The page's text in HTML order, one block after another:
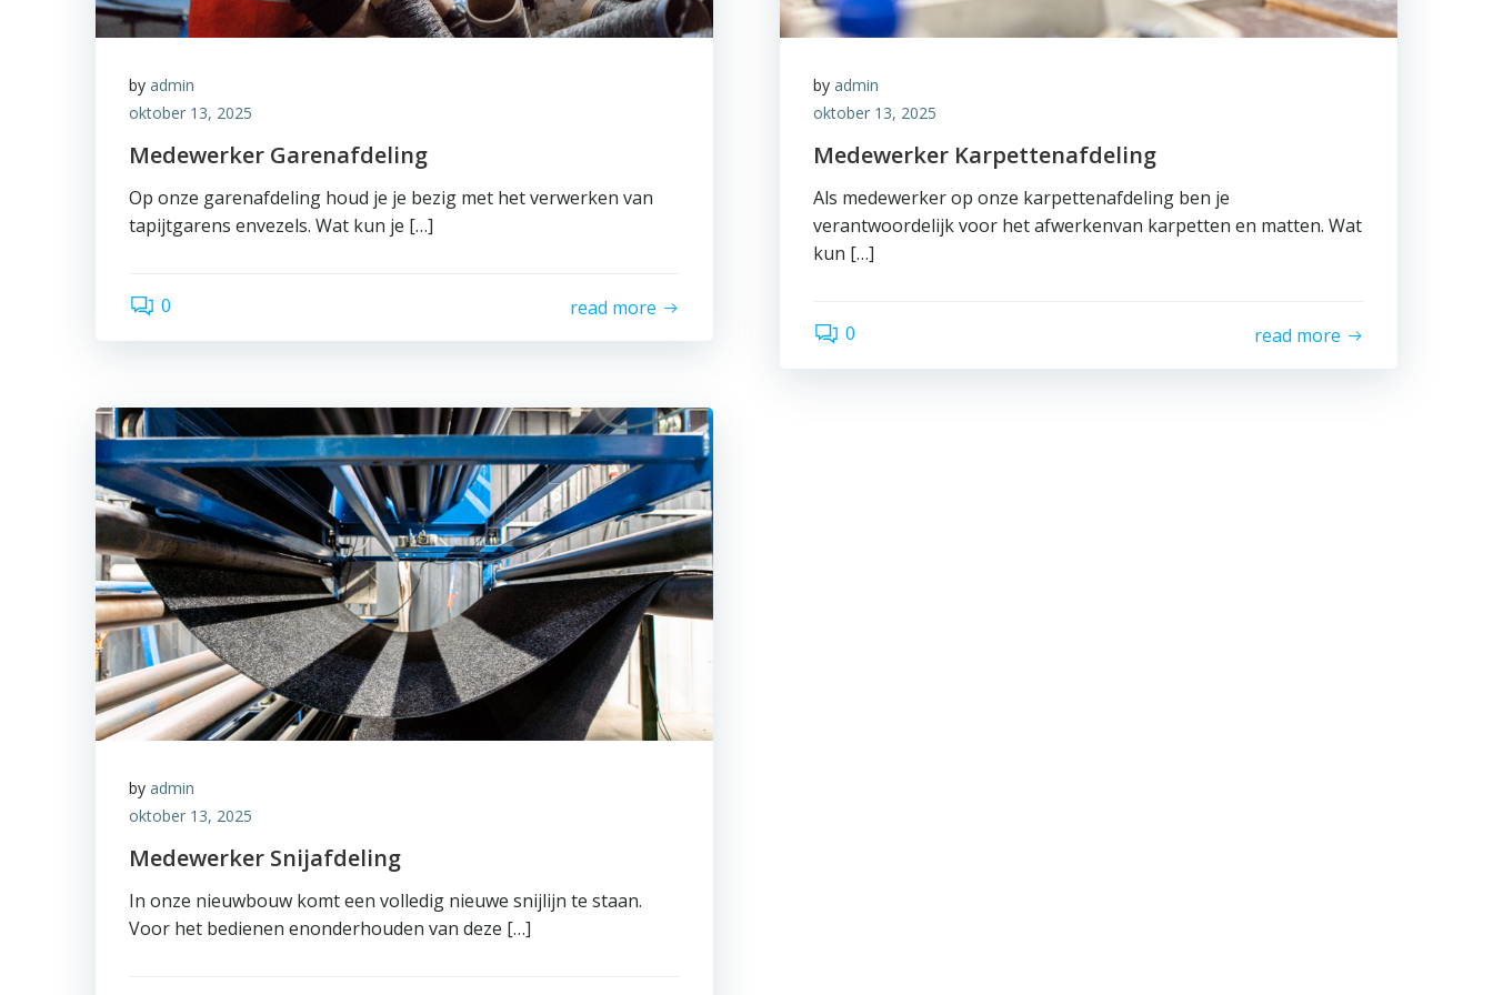
by admin
oktober 13, 2025
Medewerker Garenafdeling
Op onze garenafdeling houd je je bezig met het verwerken van
tapijtgarens envezels. Wat kun je […]
0 read more
by admin
oktober 13, 2025
Medewerker Karpettenafdeling
Als medewerker op onze karpettenafdeling ben je
verantwoordelijk voor het afwerkenvan karpetten en matten. Wat
kun […]
0 read more
by admin
oktober 13, 2025
Medewerker Snijafdeling
In onze nieuwbouw komt een volledig nieuwe snijlijn te staan.
Voor het bedienen enonderhouden van deze […]